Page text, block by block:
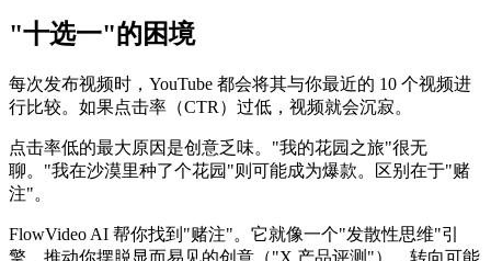
"十选一"的困境
每次发布视频时，YouTube 都会将其与你最近的 10 个视频进
行比较。如果点击率（CTR）过低，视频就会沉寂。
点击率低的最大原因是创意乏味。"我的花园之旅"很无
聊。"我在沙漠里种了个花园"则可能成为爆款。区别在于"赌
注"。
FlowVideo AI 帮你找到"赌注"。它就像一个"发散性思维"引
擎，推动你摆脱显而易见的创意（"X 产品评测"），转向可能